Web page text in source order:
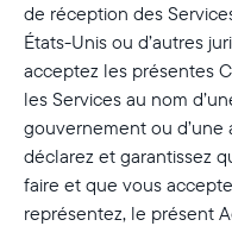
de réception des
États-Unis ou d’autres
acceptez les présentes
les Services au nom
gouvernement ou
déclarez et garantissez
faire et que vous
représentez, le présent